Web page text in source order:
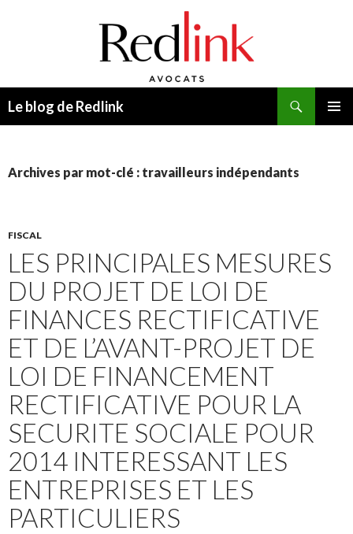
Le blog de Redlink
Archives par mot-clé : travailleurs indépendants
FISCAL
LES PRINCIPALES MESURES
DU PROJET DE LOI DE
FINANCES RECTIFICATIVE
ET DE L’AVANT-PROJET DE
LOI DE FINANCEMENT
RECTIFICATIVE POUR LA
SECURITE SOCIALE POUR
2014 INTERESSANT LES
ENTREPRISES ET LES
PARTICULIERS